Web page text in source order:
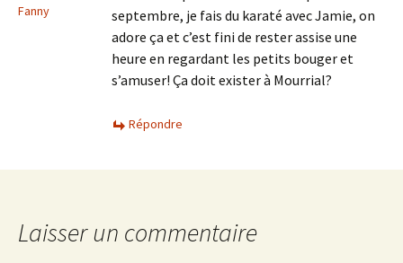
Fanny
septembre, je fais du karaté avec Jamie, on
adore ça et c’est fini de rester assise une
heure en regardant les petits bouger et
s’amuser! Ça doit exister à Mourrial?
Répondre
Laisser un commentaire